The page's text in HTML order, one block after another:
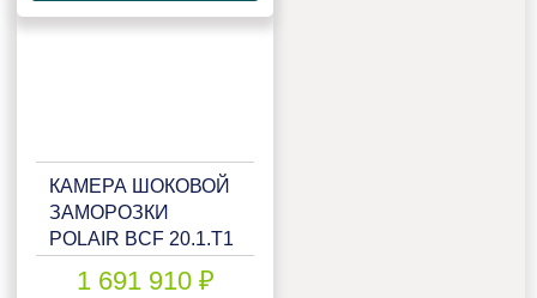
КАМЕРА ШОКОВОЙ
ЗАМОРОЗКИ
POLAIR BCF 20.1.T1
1 691 910 ₽